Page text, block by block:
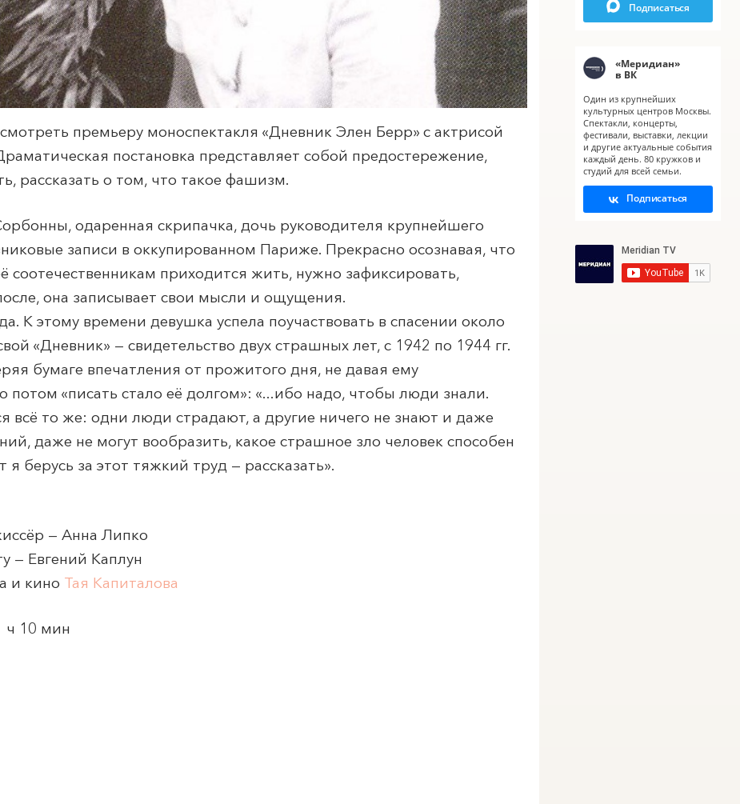
X
премьеру моноспектакля «Дневник Элен Берр» с актрисой
постановка представляет собой предостережение,
рассказать о том, что такое фашизм.
одаренная скрипачка, дочь руководителя крупнейшего
записи в оккупированном Париже. Прекрасно осознавая, что
соотечественникам приходится жить, нужно зафиксировать,
она записывает свои мысли и ощущения.
К этому времени девушка успела поучаствовать в спасении около
«Дневник» — свидетельство двух страшных лет, с 1942 по 1944 гг.
бумаге впечатления от прожитого дня, не давая ему
потом «писать стало её долгом»: «...ибо надо, чтобы люди знали.
всё то же: одни люди страдают, а другие ничего не знают и даже
даже не могут вообразить, какое страшное зло человек способен
берусь за этот тяжкий труд — рассказать».
— Анна Липко
— Евгений Каплун
и кино Тая Капиталова
ч 10 мин
Подписаться
«Меридиан»
в ВК
Один из крупнейших
культурных центров Москвы.
Спектакли, концерты,
фестивали, выставки, лекции
и другие актуальные события
каждый день. 80 кружков и
студий для всей семьи.
Подписаться